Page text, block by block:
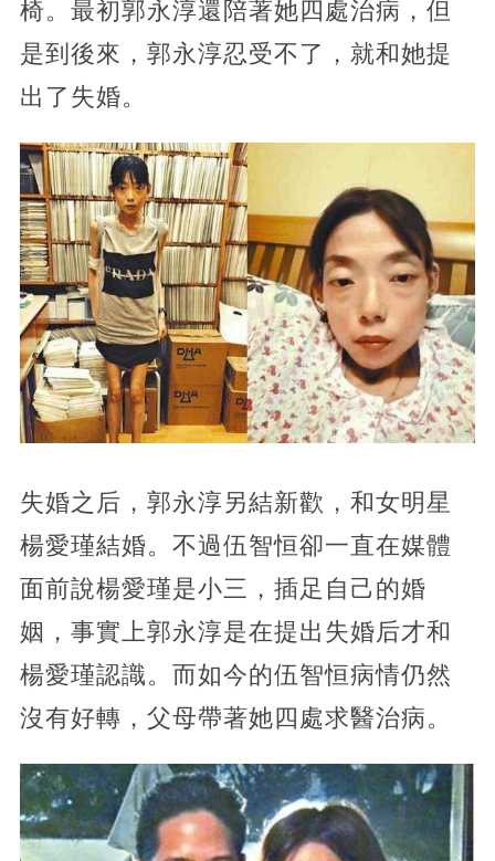
椅。最初郭永淳還陪著她四處治病，但
是到後來，郭永淳忍受不了，就和她提
出了失婚。
失婚之后，郭永淳另結新歡，和女明星
楊愛瑾結婚。不過伍智恒卻一直在媒體
面前說楊愛瑾是小三，插足自己的婚
姻，事實上郭永淳是在提出失婚后才和
楊愛瑾認識。而如今的伍智恒病情仍然
沒有好轉，父母帶著她四處求醫治病。